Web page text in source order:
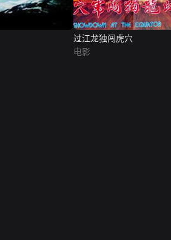
过江龙独闯虎穴
电影